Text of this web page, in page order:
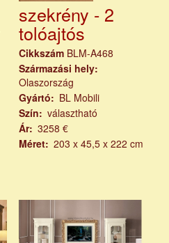
szekrény - 2
tolóajtós
Cikkszám BLM-A468
Származási hely
Olaszország
Gyártó
BL Mobili
Szín
választható
Ár
3258 €
Méret
203 x 45,5 x 222 cm